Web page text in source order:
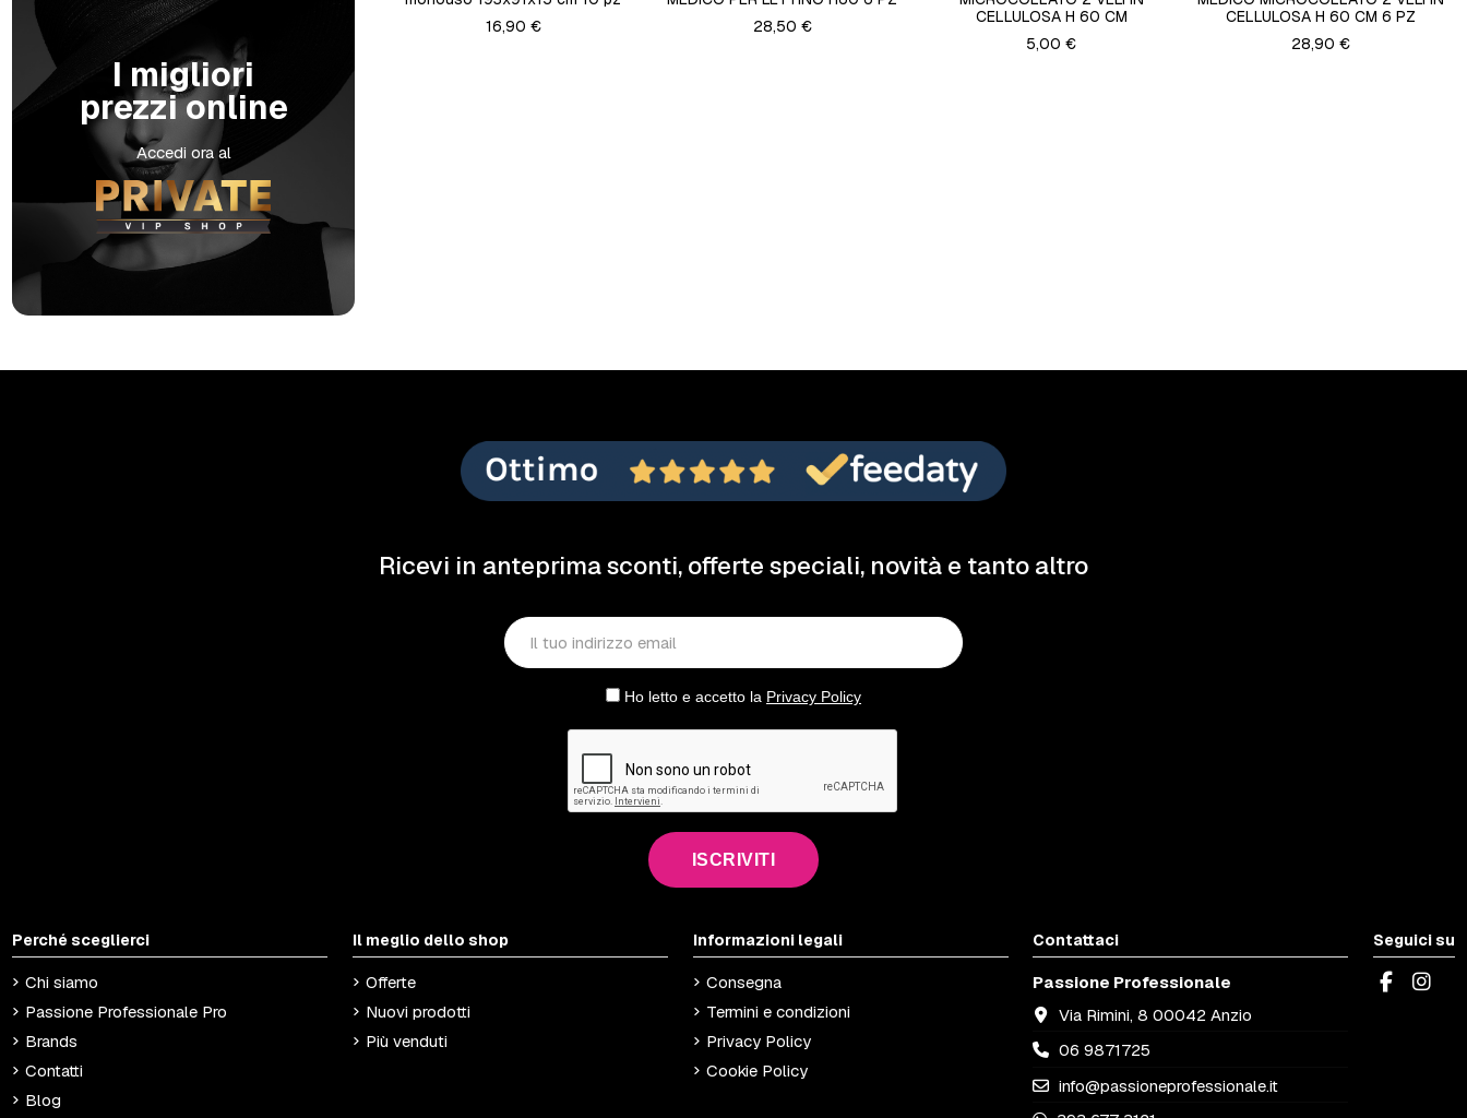
16,90 €
28,50 €
CELLULOSA H 60 CM
5,00 €
CELLULOSA H 60 CM 6 PZ
28,90 €
I migliori
prezzi online
Accedi ora al
Ricevi in anteprima sconti, offerte speciali, novità e tanto altro
Ho letto e accetto la Privacy Policy
ISCRIVITI
Perché sceglierci
Chi siamo
Passione Professionale Pro
Brands
Contatti
Blog
Il meglio dello shop
Offerte
Nuovi prodotti
Più venduti
Informazioni legali
Consegna
Termini e condizioni
Privacy Policy
Cookie Policy
Contattaci
Passione Professionale
Via Rimini, 8 00042 Anzio
06 9871725
info@passioneprofessionale.it
Seguici su